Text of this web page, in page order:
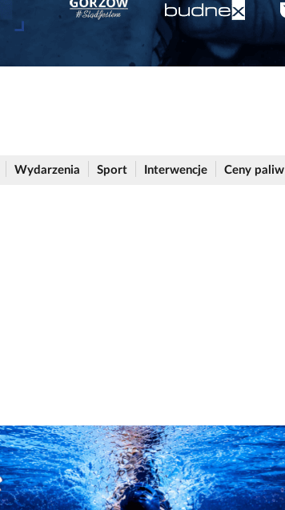
Wydarzenia Sport Interwencje Ceny paliw